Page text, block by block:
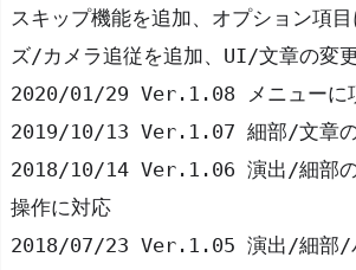
スキップ機能を追加、オプション項
ズ/カメラ追従を追加、UI/文章の変
2020/01/29 Ver.1.08 メニューに
2019/10/13 Ver.1.07 細部/文章
2018/10/14 Ver.1.06 演出/細部の
操作に対応
2018/07/23 Ver.1.05 演出/細部/